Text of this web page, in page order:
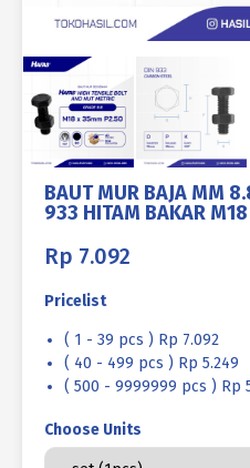
BAUT MUR BAJA MM
933 HITAM BAKAR
Rp 7.092
Pricelist
( 1 - 39 pcs ) Rp 7.092
( 40 - 499 pcs ) Rp 5.249
( 500 - 9999999 pcs ) Rp
Choose Units